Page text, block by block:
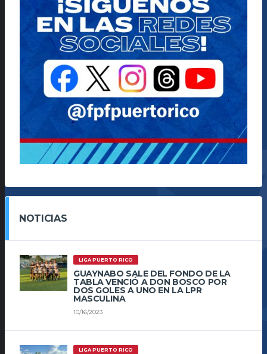
NOTICIAS
LIGA PUERTO RICO
GUAYNABO SALE DEL FONDO DE LA
TABLA VENCIÓ A DON BOSCO POR
DOS GOLES A UNO EN LA LPR
MASCULINA
10/16/2023
LIGA PUERTO RICO